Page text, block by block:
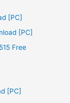
[PC]
[PC]
Free
[PC]